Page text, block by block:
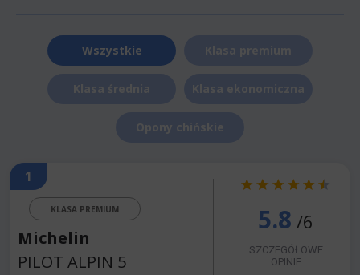
Wszystkie Klasa premium
Klasa średnia Klasa ekonomiczna
Opony chińskie
1
KLASA PREMIUM
Michelin
PILOT ALPIN 5
5.8 /6
SZCZEGÓŁOWE
OPINIE